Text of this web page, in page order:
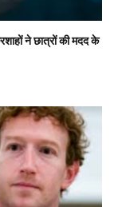
ने छात्रों की मदद के